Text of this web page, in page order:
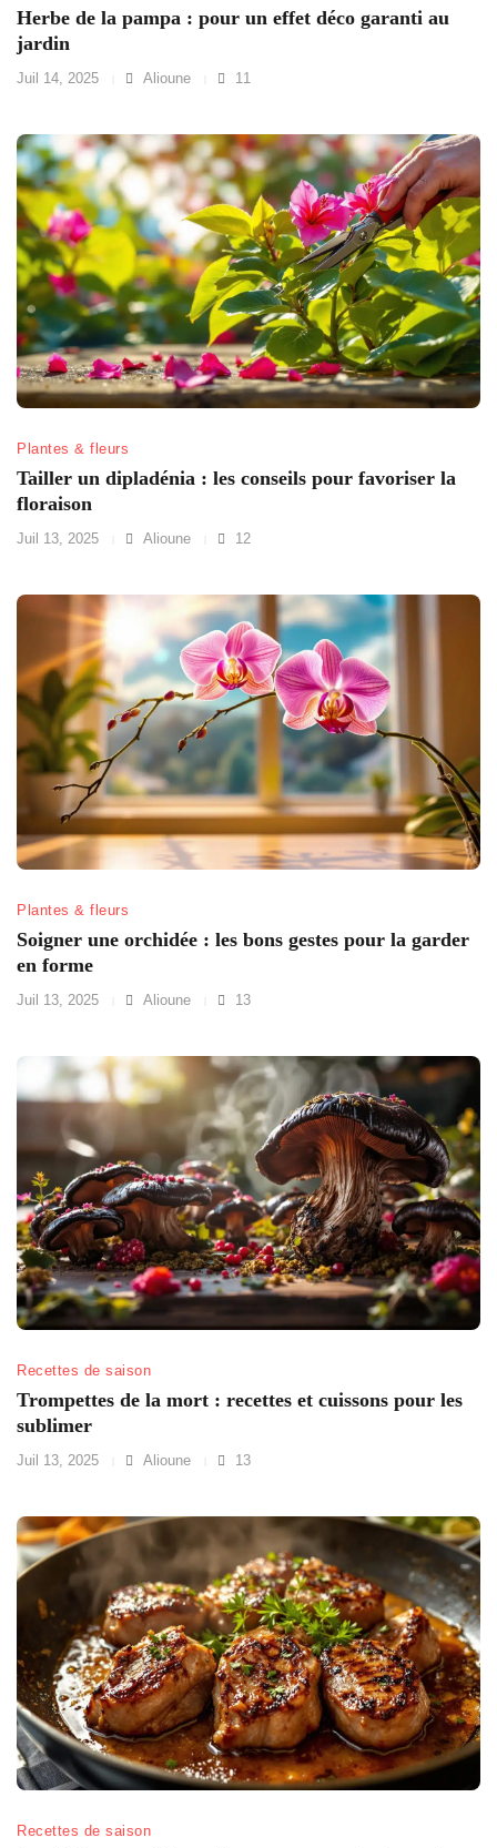
Herbe de la pampa : pour un effet déco garanti au
jardin
Juil 14, 2025 Alioune 11
Plantes & fleurs
Tailler un dipladénia : les conseils pour favoriser la
floraison
Juil 13, 2025 Alioune 12
Plantes & fleurs
Soigner une orchidée : les bons gestes pour la garder
en forme
Juil 13, 2025 Alioune 13
Recettes de saison
Trompettes de la mort : recettes et cuissons pour les
sublimer
Juil 13, 2025 Alioune 13
Recettes de saison